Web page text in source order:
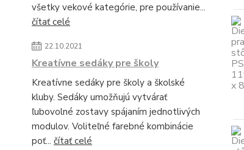
všetky vekové kategórie, pre používanie...
čítať celé
22.10.2021
Kreatívne sedáky pre školy
Kreatívne sedáky pre školy a školské
kluby. Sedáky umožňujú vytvárať
ľubovolné zostavy spájaním jednotlivých
modulov. Voliteľné farebné kombinácie
poť... čítať celé